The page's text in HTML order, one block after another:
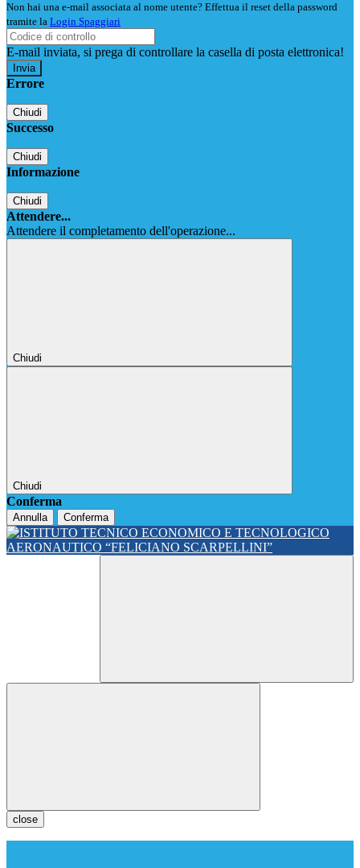
Non hai una e-mail associata al nome utente? Effettua il reset della password
tramite la Login Spaggiari
E-mail inviata, si prega di controllare la casella di posta elettronica!
Errore
Chiudi
Successo
Chiudi
Informazione
Chiudi
Attendere...
Attendere il completamento dell'operazione...
Chiudi
Chiudi
Conferma
Annulla Conferma
close